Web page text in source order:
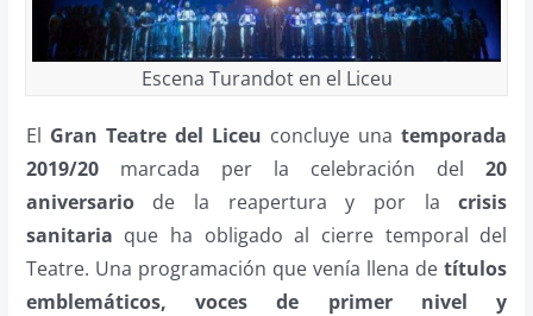
Escena Turandot en el Liceu
El Gran Teatre del Liceu concluye unatemporada
2019/20marcada per la celebración del20
aniversariode la reapertura y por lacrisis
sanitaria que ha obligado al cierre temporal del
Teatre. Una programación que venía llena detítulos
emblemáticos, voces de primer nivel y